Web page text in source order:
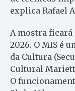
explica Rafael
A mostra ficará
2026. O MIS é
da Cultura
Cultural
O